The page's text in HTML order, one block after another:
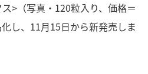
>（写真・120粒入り、価格＝
し、11月15日から新発売しま